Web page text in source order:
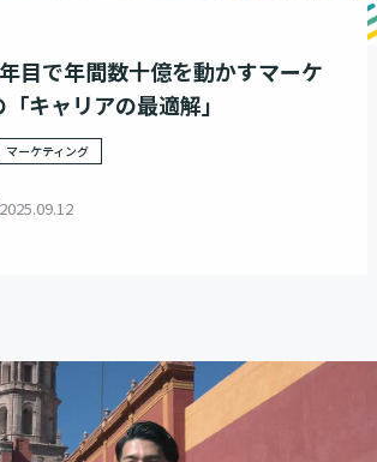
目で年間数十億を動かすマーケ
キャリアの最適解」
マーケティング
2025.09.12